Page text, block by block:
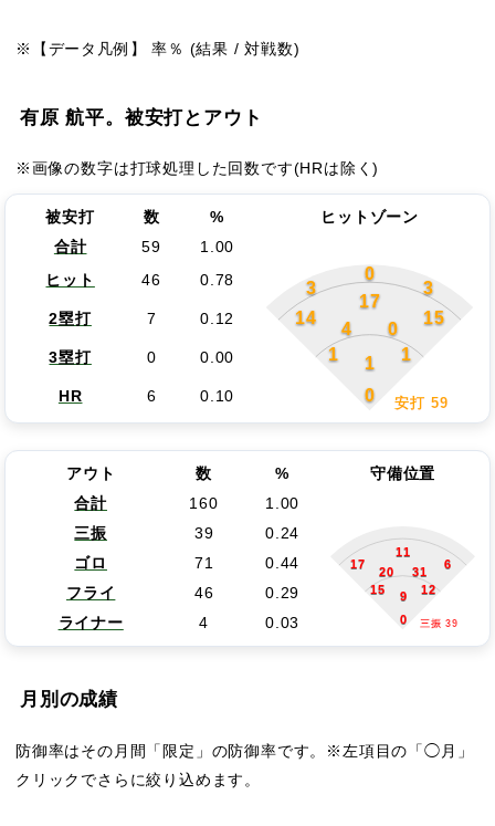
※【データ凡例】 率％ (結果 / 対戦数)
有原 航平。被安打とアウト
※画像の数字は打球処理した回数です(HRは除く)
被安打 数 %
ヒットゾーン
合計
59
1.00
ヒット
46 0.78 3
0
3
14
17
15
4
0
1
1
1
0
安打 59
2塁打 7 0.12
3塁打 0 0.00
HR 6 0.10
アウト 数 %
守備位置
合計
160
1.00
三振
39 0.24
17
11
6
20
31
15
12
9
0
三振 39
ゴロ 71
0.44
フライ
46
0.29
ライナー
4 0.03
月別の成績
防御率はその月間「限定」の防御率です。※左項目の「◯月」
クリックでさらに絞り込めます。